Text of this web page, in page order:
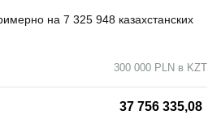
на 7 325 948 казахстанских
300 000 PLN в KZT
37 756 335,08